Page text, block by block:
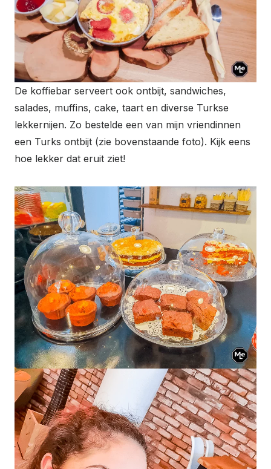
De koffiebar serveert ook ontbijt, sandwiches,
salades, muffins, cake, taart en diverse Turkse
lekkernijen. Zo bestelde een van mijn vriendinnen
een Turks ontbijt (zie bovenstaande foto). Kijk eens
hoe lekker dat eruit ziet!